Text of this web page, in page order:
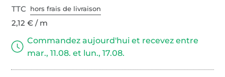
TTC hors frais de livraison
2,12 € / m
Commandez aujourd'hui et recevez entre
mar., 11.08. et lun., 17.08.